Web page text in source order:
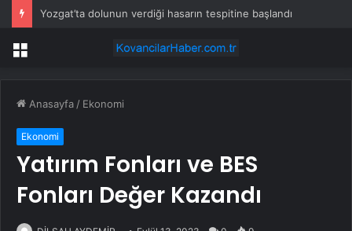
Yozgat’ta dolunun verdiği hasarın tespitine başlandı
Menü
Anasayfa / Ekonomi
Ekonomi
Yatırım Fonları ve BES
Fonları Değer Kazandı